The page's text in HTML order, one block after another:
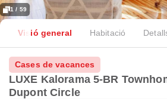
1 / 59
Visió general Habitació
Cases de vacances
LUXE Kalorama 5-BR
Dupont Circle